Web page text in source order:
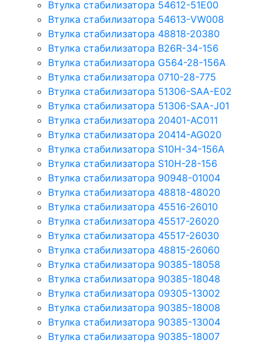
Втулка стабилизатора 54612-51E00
Втулка стабилизатора 54613-VW008
Втулка стабилизатора 48818-20380
Втулка стабилизатора B26R-34-156
Втулка стабилизатора G564-28-156A
Втулка стабилизатора 0710-28-775
Втулка стабилизатора 51306-SAA-E02
Втулка стабилизатора 51306-SAA-J01
Втулка стабилизатора 20401-AC011
Втулка стабилизатора 20414-AG020
Втулка стабилизатора S10H-34-156A
Втулка стабилизатора S10H-28-156
Втулка стабилизатора 90948-01004
Втулка стабилизатора 48818-48020
Втулка стабилизатора 45516-26010
Втулка стабилизатора 45517-26020
Втулка стабилизатора 45517-26030
Втулка стабилизатора 48815-26060
Втулка стабилизатора 90385-18058
Втулка стабилизатора 90385-18048
Втулка стабилизатора 09305-13002
Втулка стабилизатора 90385-18008
Втулка стабилизатора 90385-13004
Втулка стабилизатора 90385-18007